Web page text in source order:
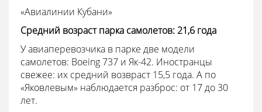
«Авиалинии Кубани»
Средний возраст парка самолетов: 21,6 года
У авиаперевозчика в парке две модели
самолетов: Boeing 737 и Як-42. Иностранцы
свежее: их средний возвраст 15,5 года. А по
«Яковлевым» наблюдается разброс: от 17 до 30
лет.